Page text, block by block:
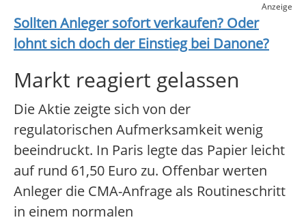
Anzeige
Sollten Anleger sofort verkaufen? Oder
lohnt sich doch der Einstieg bei Danone?
Markt reagiert gelassen
Die Aktie zeigte sich von der
regulatorischen Aufmerksamkeit wenig
beeindruckt. In Paris legte das Papier leicht
auf rund 61,50 Euro zu. Offenbar werten
Anleger die CMA-Anfrage als Routineschritt
in einem normalen